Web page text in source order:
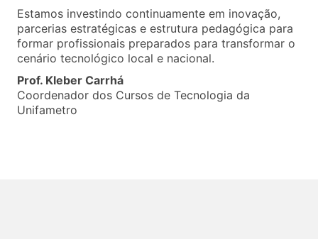
Estamos investindo continuamente em inovação,
parcerias estratégicas e estrutura pedagógica para
formar profissionais preparados para transformar o
cenário tecnológico local e nacional.
Prof. Kleber Carrhá
Coordenador dos Cursos de Tecnologia da
Unifametro